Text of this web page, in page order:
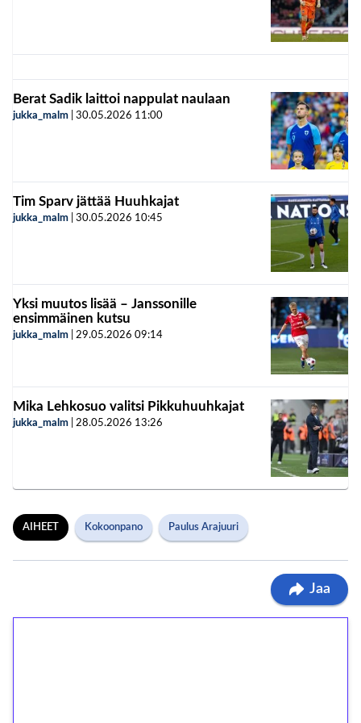
Berat Sadik laittoi nappulat naulaan
jukka_malm 30.05.2026 11:00
Tim Sparv jättää Huuhkajat
jukka_malm 30.05.2026 10:45
Yksi muutos lisää – Janssonille
ensimmäinen kutsu
jukka_malm 29.05.2026 09:14
Mika Lehkosuo valitsi Pikkuhuuhkajat
jukka_malm 28.05.2026 13:26
AIHEET Kokoonpano Paulus Arajuuri
Jaa